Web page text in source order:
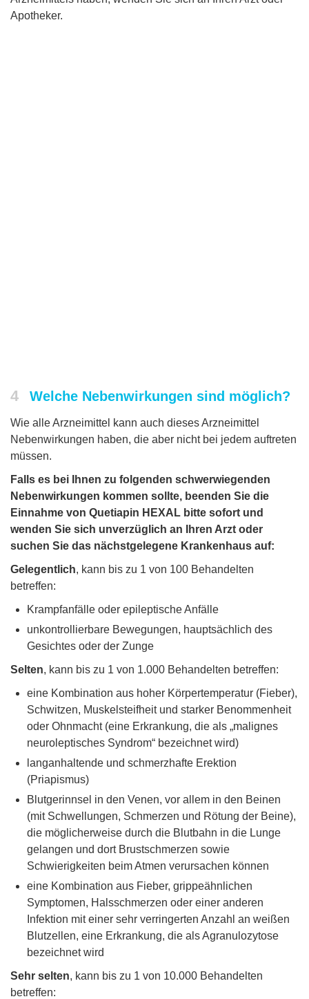
Apotheker.
4 Welche Nebenwirkungen sind möglich?
Wie alle Arzneimittel kann auch dieses Arzneimittel
Nebenwirkungen haben, die aber nicht bei jedem auftreten
müssen.
Falls es bei Ihnen zu folgenden schwerwiegenden
Nebenwirkungen kommen sollte, beenden Sie die
Einnahme von Quetiapin HEXAL bitte sofort und
wenden Sie sich unverzüglich an Ihren Arzt oder
suchen Sie das nächstgelegene Krankenhaus auf:
Gelegentlich, kann bis zu 1 von 100 Behandelten
betreffen:
Krampfanfälle oder epileptische Anfälle
unkontrollierbare Bewegungen, hauptsächlich des
Gesichtes oder der Zunge
Selten, kann bis zu 1 von 1.000 Behandelten betreffen:
eine Kombination aus hoher Körpertemperatur (Fieber),
Schwitzen, Muskelsteifheit und starker Benommenheit
oder Ohnmacht (eine Erkrankung, die als „malignes
neuroleptisches Syndrom“ bezeichnet wird)
langanhaltende und schmerzhafte Erektion
(Priapismus)
Blutgerinnsel in den Venen, vor allem in den Beinen
(mit Schwellungen, Schmerzen und Rötung der Beine),
die möglicherweise durch die Blutbahn in die Lunge
gelangen und dort Brustschmerzen sowie
Schwierigkeiten beim Atmen verursachen können
eine Kombination aus Fieber, grippeähnlichen
Symptomen, Halsschmerzen oder einer anderen
Infektion mit einer sehr verringerten Anzahl an weißen
Blutzellen, eine Erkrankung, die als Agranulozytose
bezeichnet wird
Sehr selten, kann bis zu 1 von 10.000 Behandelten
betreffen: